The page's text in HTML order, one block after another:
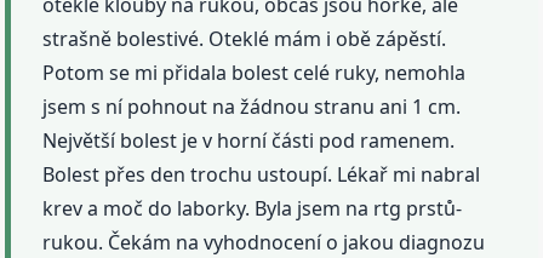
strašně bolestivé. Oteklé mám i obě zápěstí.
Potom se mi přidala bolest celé ruky, nemohla
jsem s ní pohnout na žádnou stranu ani 1 cm.
Největší bolest je v horní části pod ramenem.
Bolest přes den trochu ustoupí. Lékař mi nabral
krev a moč do laborky. Byla jsem na rtg prstů-
rukou. Čekám na vyhodnocení o jakou diagnozu